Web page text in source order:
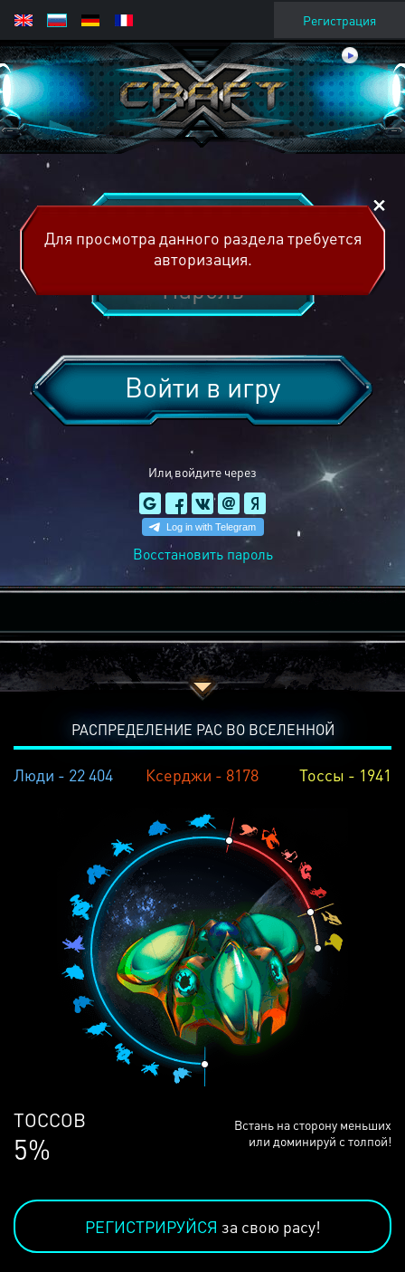
Регистрация
Или войдите через
Войти в игру
Восстановить пароль
Для просмотра данного раздела требуется
авторизация.
РАСПРЕДЕЛЕНИЕ РАС ВО ВСЕЛЕННОЙ
Люди - 22 404 Ксерджи - 8178 Тоссы - 1941
ЛЮДЕЙ
68%
Встань на сторону меньших
или доминируй с толпой!
РЕГИСТРИРУЙСЯ за свою расу!